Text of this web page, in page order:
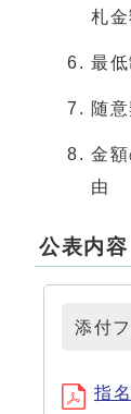
札金
最
随
金
由
公表内容
添付
指